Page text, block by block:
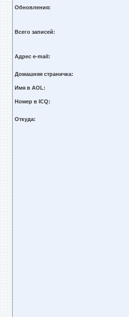
Обновления:
Всего записей:
Адрес e-mail:
Домашняя страничка:
Имя в AOL:
Номер в ICQ:
Откуда: